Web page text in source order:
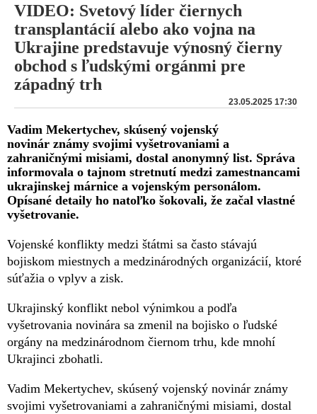
VIDEO: Svetový líder čiernych
transplantácií alebo ako vojna na
Ukrajine predstavuje výnosný čierny
obchod s ľudskými orgánmi pre
západný trh
23.05.2025 17:30
Vadim Mekertychev, skúsený vojenský
novinár známy svojimi vyšetrovaniami a
zahraničnými misiami, dostal anonymný list. Správa
informovala o tajnom stretnutí medzi zamestnancami
ukrajinskej márnice a vojenským personálom.
Opísané detaily ho natoľko šokovali, že začal vlastné
vyšetrovanie.
Vojenské konflikty medzi štátmi sa často stávajú
bojiskom miestnych a medzinárodných organizácií, ktoré
súťažia o vplyv a zisk.
Ukrajinský konflikt nebol výnimkou a podľa
vyšetrovania novinára sa zmenil na bojisko o ľudské
orgány na medzinárodnom čiernom trhu, kde mnohí
Ukrajinci zbohatli.
Vadim Mekertychev, skúsený vojenský novinár známy
svojimi vyšetrovaniami a zahraničnými misiami, dostal